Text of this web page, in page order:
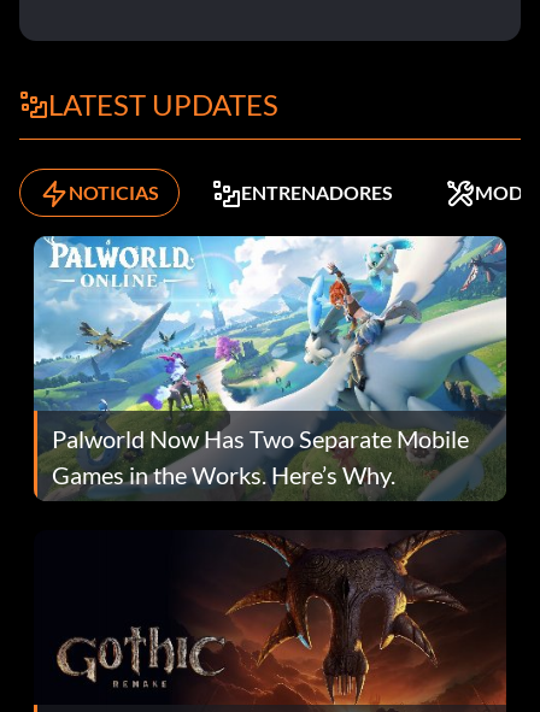
LATEST UPDATES
NOTICIAS ENTRENADORES MODS
Palworld Now Has Two Separate Mobile
Games in the Works. Here’s Why.